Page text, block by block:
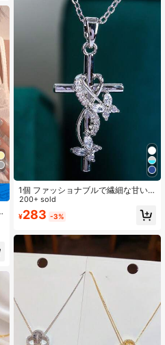
1個 ファッショナブルで繊細な甘い
ロマンチックなデザイン、2匹の蝶が
絡み合うインフィニティシンボル マ
イクロインレイ ホワイトジルコニア
ギフト、儀式的な感情
200+ sold
¥283 -3%